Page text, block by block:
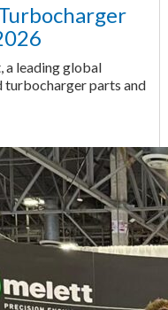
leading global
turbocharger parts and